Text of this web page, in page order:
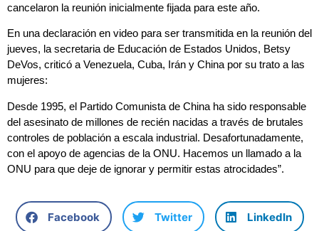
cancelaron la reunión inicialmente fijada para este año.
En una declaración en video para ser transmitida en la reunión del
jueves, la secretaria de Educación de Estados Unidos, Betsy
DeVos, criticó a Venezuela, Cuba, Irán y China por su trato a las
mujeres:
Desde 1995, el Partido Comunista de China ha sido responsable
del asesinato de millones de recién nacidas a través de brutales
controles de población a escala industrial. Desafortunadamente,
con el apoyo de agencias de la ONU. Hacemos un llamado a la
ONU para que deje de ignorar y permitir estas atrocidades”.
Facebook Twitter LinkedIn